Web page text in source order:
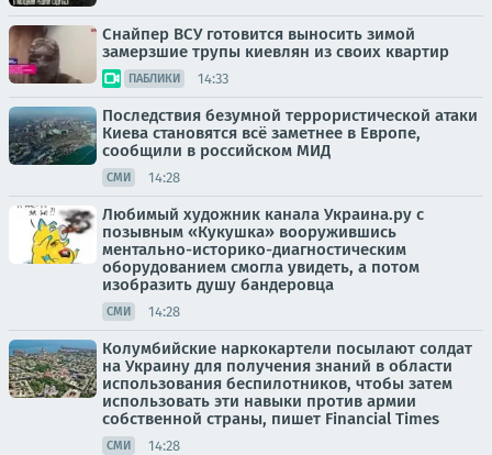
Снайпер ВСУ готовится выносить зимой
замерзшие трупы киевлян из своих квартир
ПАБЛИКИ 14:33
Последствия безумной террористической атаки
Киева становятся всё заметнее в Европе,
сообщили в российском МИД
СМИ 14:28
Любимый художник канала Украина.ру с
позывным «Кукушка» вооружившись
ментально-историко-диагностическим
оборудованием смогла увидеть, а потом
изобразить душу бандеровца
СМИ 14:28
Колумбийские наркокартели посылают солдат
на Украину для получения знаний в области
использования беспилотников, чтобы затем
использовать эти навыки против армии
собственной страны, пишет Financial Times
СМИ 14:28